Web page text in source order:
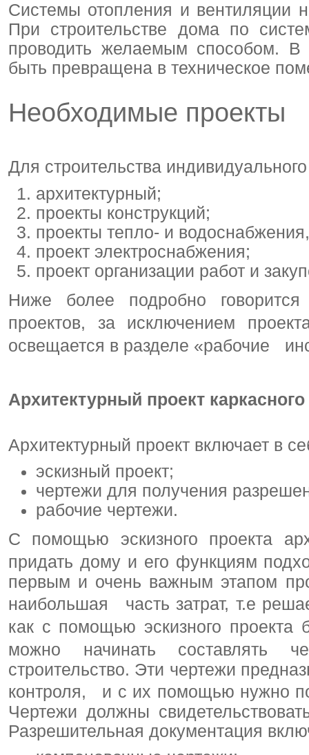
Системы отопления и вентиляции
При строительстве дома по
проводить желаемым способом. В
быть превращена в техническое
Необходимые проекты
Для строительства
архитектурный;
проекты конструкций;
проекты тепло- и
проект электроснабжения;
проект организации работ и
Ниже более подробно
проектов, за исключением
освещается в разделе «рабочие
Архитектурный проект
Архитектурный проект включает в
эскизный проект;
чертежи для получения
рабочие чертежи.
С помощью эскизного проекта
придать дому и его функциям
первым и очень важным этапом
наибольшая часть затрат, т.е
как с помощью эскизного
можно начинать составлять
строительство. Эти чертежи
контроля, и с их помощью нужно
Чертежи должны
Разрешительная документация